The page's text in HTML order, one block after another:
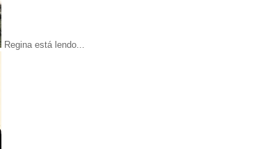
Regina está lendo...